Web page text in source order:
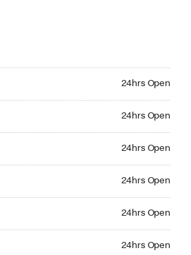
24hrs Open
24hrs Open
24hrs Open
24hrs Open
24hrs Open
24hrs Open